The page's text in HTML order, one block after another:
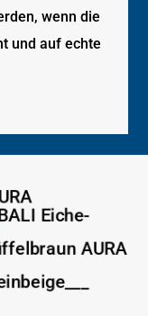
wenn die
und auf echte